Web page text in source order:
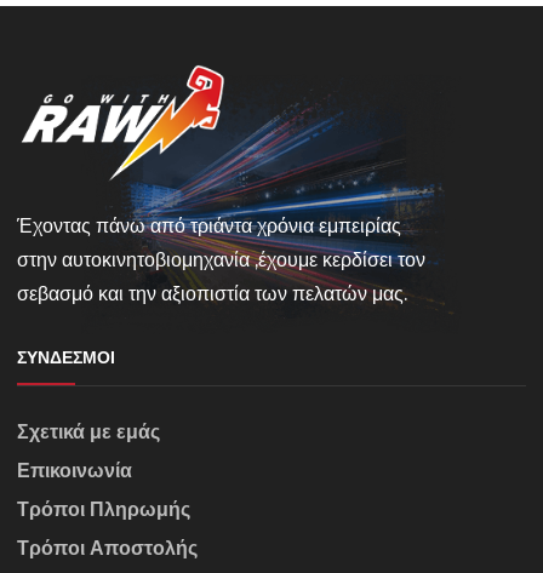
Έχοντας πάνω από τριάντα χρόνια εμπειρίας
στην αυτοκινητοβιομηχανία ,έχουμε κερδίσει τον
σεβασμό και την αξιοπιστία των πελατών μας.
ΣΎΝΔΕΣΜΟΙ
Σχετικά με εμάς
Επικοινωνία
Τρόποι Πληρωμής
Τρόποι Αποστολής